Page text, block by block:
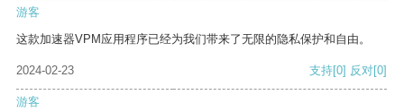
游客
这款加速器VPM应用程序已经为我们带来了无限的隐私保护和自由。
2024-02-23 支持[0] 反对[0]
游客